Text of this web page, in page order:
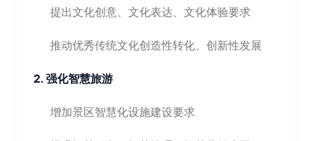
提出文化创意、文化表达、文化体验要求
推动优秀传统文化创造性转化、创新性发展
2. 强化智慧旅游
增加景区智慧化设施建设要求